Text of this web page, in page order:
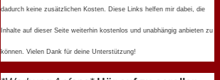
dadurch keine zusätzlichen Kosten. Diese Links helfen mir dabei, die
Inhalte auf dieser Seite weiterhin kostenlos und unabhängig anbieten zu
können. Vielen Dank für deine Unterstützung!